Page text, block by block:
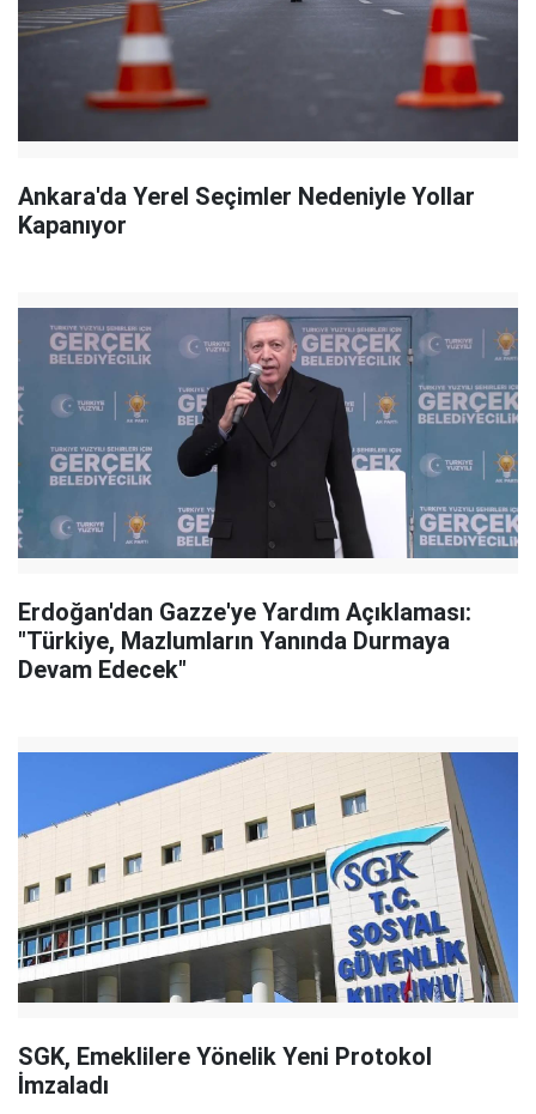
Ankara'da Yerel Seçimler Nedeniyle Yollar
Kapanıyor
Erdoğan'dan Gazze'ye Yardım Açıklaması:
"Türkiye, Mazlumların Yanında Durmaya
Devam Edecek"
SGK, Emeklilere Yönelik Yeni Protokol
İmzaladı